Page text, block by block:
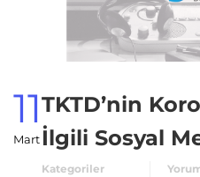
11
Mart
TKTD’nin
İlgili Sosyal
Kategoriler